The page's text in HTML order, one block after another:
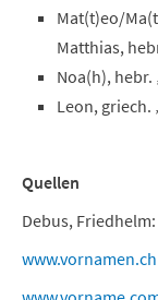
Mat(t)eo/
Matthias,
Noa(h), hebr.
Leon, griech.
Quellen
Debus,
www.vornamen.ch